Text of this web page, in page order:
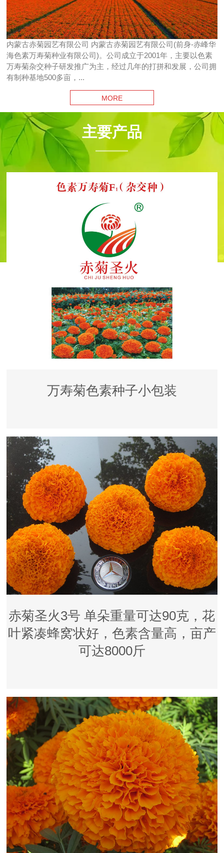
内蒙古赤菊园艺有限公司 内蒙古赤菊园艺有限公司(前身-赤峰华
海色素万寿菊种业有限公司)。公司成立于2001年，主要以色素
万寿菊杂交种子研发推广为主，经过几年的打拼和发展，公司拥
有制种基地500多亩，...
MORE
主要产品
万寿菊色素种子小包装
赤菊圣火3号 单朵重量可达90克，花
叶紧凑蜂窝状好，色素含量高，亩产
可达8000斤